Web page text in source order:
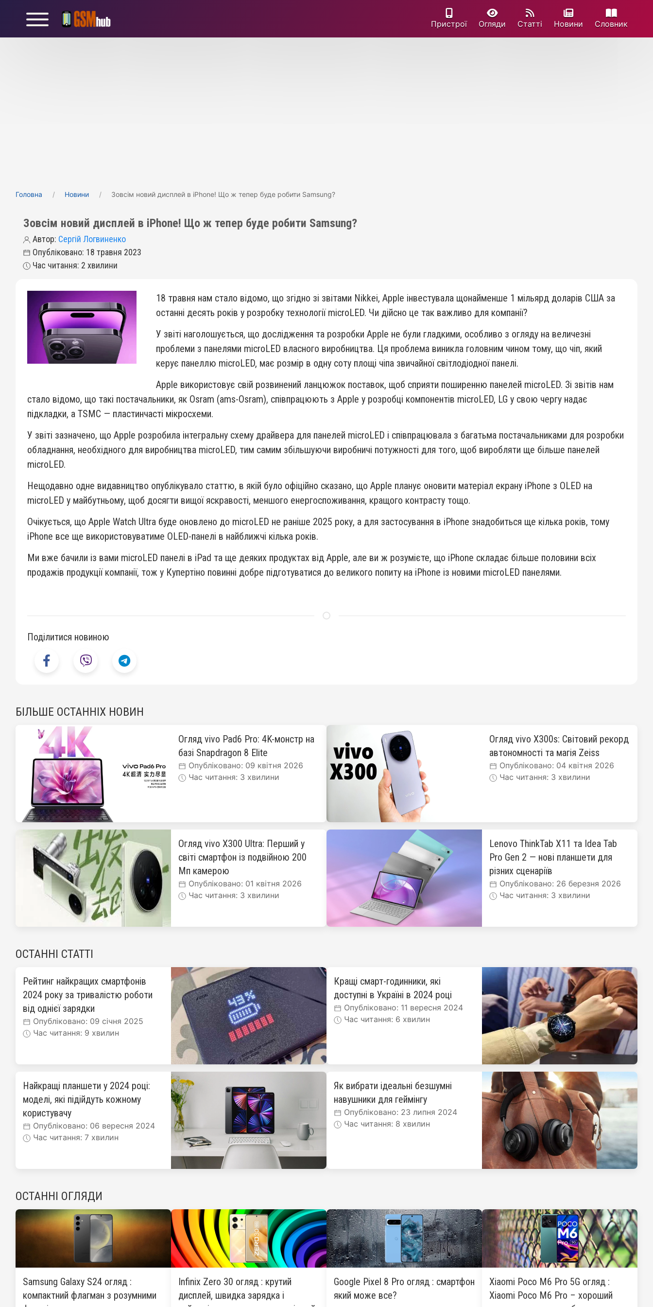
Пристрої Огляди Статті Новини Cловник
Головна Новини Зовсім новий дисплей в iPhone! Що ж тепер буде робити Samsung?
Зовсім новий дисплей в iPhone! Що ж тепер буде робити Samsung?
Автор: Сергій Логвиненко
Опубліковано: 18 травня 2023
Час читання: 2 хвилини
18 травня нам стало відомо, що згідно зі звітами Nikkei, Apple інвестувала щонайменше 1 мільярд доларів США за
останні десять років у розробку технології microLED. Чи дійсно це так важливо для компанії?
У звіті наголошується, що дослідження та розробки Apple не були гладкими, особливо з огляду на величезні
проблеми з панелями microLED власного виробництва. Ця проблема виникла головним чином тому, що чіп, який
керує панеллю microLED, має розмір в одну соту площі чіпа звичайної світлодіодної панелі.
Apple використовує свій розвинений ланцюжок поставок, щоб сприяти поширенню панелей microLED. Зі звітів нам
стало відомо, що такі постачальники, як Osram (ams-Osram), співпрацюють з Apple у розробці компонентів microLED, LG у свою чергу надає
підкладки, а TSMC — пластинчасті мікросхеми.
У звіті зазначено, що Apple розробила інтегральну схему драйвера для панелей microLED і співпрацювала з багатьма постачальниками для розробки
обладнання, необхідного для виробництва microLED, тим самим збільшуючи виробничі потужності для того, щоб виробляти ще більше панелей
microLED.
Нещодавно одне видавництво опублікувало статтю, в якій було офіційно сказано, що Apple планує оновити матеріал екрану iPhone з OLED на
microLED у майбутньому, щоб досягти вищої яскравості, меншого енергоспоживання, кращого контрасту тощо.
Очікується, що Apple Watch Ultra буде оновлено до microLED не раніше 2025 року, а для застосування в iPhone знадобиться ще кілька років, тому
iPhone все ще використовуватиме OLED-панелі в найближчі кілька років.
Ми вже бачили із вами microLED панелі в iPad та ще деяких продуктах від Apple, але ви ж розумієте, що iPhone складає більше половини всіх
продажів продукції компанії, тож у Купертіно повинні добре підготуватися до великого попиту на iPhone із новими microLED панелями.
Поділитися новиною
БІЛЬШЕ ОСТАННІХ НОВИН
Огляд vivo Pad6 Pro: 4K-монстр на
базі Snapdragon 8 Elite
Опубліковано: 09 квітня 2026
Час читання: 3 хвилини
Огляд vivo X300s: Світовий рекорд
автономності та магія Zeiss
Опубліковано: 04 квітня 2026
Час читання: 3 хвилини
Огляд vivo X300 Ultra: Перший у
світі смартфон із подвійною 200
Мп камерою
Опубліковано: 01 квітня 2026
Час читання: 3 хвилини
Lenovo ThinkTab X11 та Idea Tab
Pro Gen 2 — нові планшети для
різних сценаріїв
Опубліковано: 26 березня 2026
Час читання: 3 хвилини
ОСТАННІ СТАТТІ
Рейтинг найкращих смартфонів
2024 року за тривалістю роботи
від однієї зарядки
Опубліковано: 09 січня 2025
Час читання: 9 хвилин
Кращі смарт-годинники, які
доступні в Україні в 2024 році
Опубліковано: 11 вересня 2024
Час читання: 6 хвилин
Найкращі планшети у 2024 році:
моделі, які підійдуть кожному
користувачу
Опубліковано: 06 вересня 2024
Час читання: 7 хвилин
Як вибрати ідеальні безшумні
навушники для геймінгу
Опубліковано: 23 липня 2024
Час читання: 8 хвилин
ОСТАННІ ОГЛЯДИ
Samsung Galaxy S24 огляд :
компактний флагман з розумними
Infinix Zero 30 огляд : крутий
дисплей, швидка зарядка і
Google Pixel 8 Pro огляд : смартфон
який може все?
Xiaomi Poco M6 Pro 5G огляд :
Xiaomi Poco M6 Pro – хороший